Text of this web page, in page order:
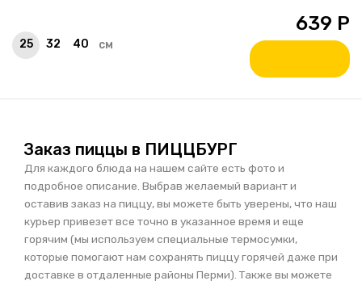
25 32 40 см
639 Р
Заказ пиццы в ПИЦЦБУРГ
Для каждого блюда на нашем сайте есть фото и
подробное описание. Выбрав желаемый вариант и
оставив заказ на пиццу, вы можете быть уверены, что наш
курьер привезет все точно в указанное время и еще
горячим (мы используем специальные термосумки,
которые помогают нам сохранять пиццу горячей даже при
доставке в отдаленные районы Перми). Также вы можете